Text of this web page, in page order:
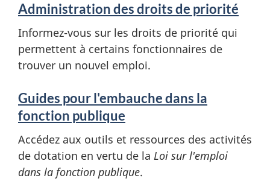
m
a
o
n
Administration des droits de priorité
Informez-vous sur les droits de priorité qui
permettent à certains fonctionnaires de
trouver un nouvel emploi.
Guides pour l'embauche dans la
fonction publique
Accédez aux outils et ressources des activités
de dotation en vertu de la Loi sur l'emploi
dans la fonction publique.